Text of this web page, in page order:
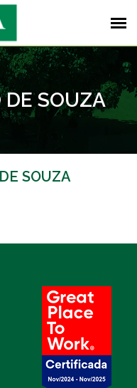
DE SOUZA
SOUZA